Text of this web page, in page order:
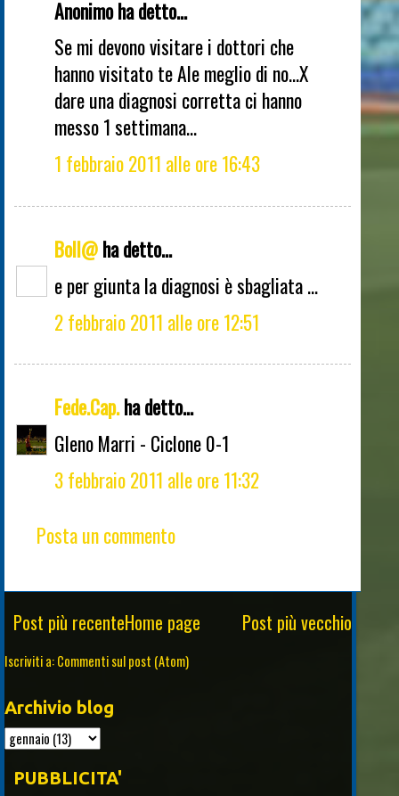
Anonimo ha detto...
Se mi devono visitare i dottori che
hanno visitato te Ale meglio di no...X
dare una diagnosi corretta ci hanno
messo 1 settimana...
1 febbraio 2011 alle ore 16:43
Boll@ha detto...
e per giunta la diagnosi è sbagliata ...
2 febbraio 2011 alle ore 12:51
Fede.Cap.ha detto...
Gleno Marri - Ciclone 0-1
3 febbraio 2011 alle ore 11:32
Posta un commento
Post più recente Post più vecchio
Home page
Iscriviti a:Commenti sul post (Atom)
Archivio blog
PUBBLICITA'